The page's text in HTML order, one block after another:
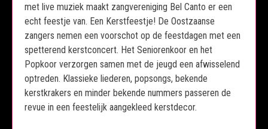
met live muziek maakt zangvereniging Bel Canto er een
echt feestje van. Een Kerstfeestje! De Oostzaanse
zangers nemen een voorschot op de feestdagen met een
spetterend kerstconcert. Het Seniorenkoor en het
Popkoor verzorgen samen met de jeugd een afwisselend
optreden. Klassieke liederen, popsongs, bekende
kerstkrakers en minder bekende nummers passeren de
revue in een feestelijk aangekleed kerstdecor.